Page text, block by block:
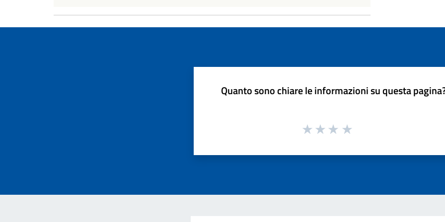
Quanto sono chiare le informazioni su questa